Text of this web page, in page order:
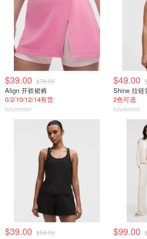
$39.00 $78.00
Align 开衩裙裤
0/2/10/12/14有货
lululemon
$49.00
Shine 拉链
2色可选
lululemon
$39.00 $58.00 $99.00